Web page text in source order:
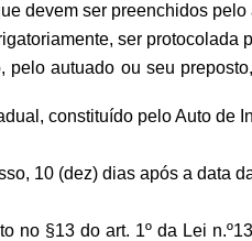
devem ser preenchidos
ser
pelo autuado ou seu
constituído pelo Auto de
10 (dez) dias após a data
no §13 do art. 1º da Lei